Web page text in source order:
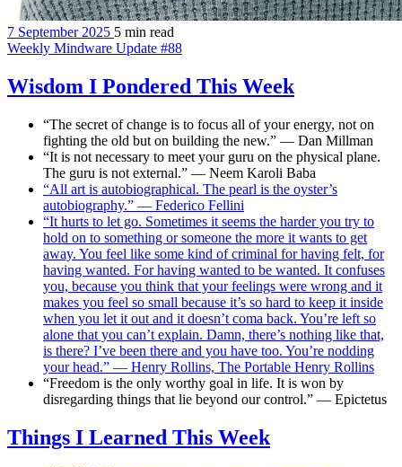
7 September 2025 5 min read
Weekly Mindware Update #88
Wisdom I Pondered This Week
“The secret of change is to focus all of your energy, not on
fighting the old but on building the new.” — Dan Millman
“It is not necessary to meet your guru on the physical plane.
The guru is not external.” — Neem Karoli Baba
“All art is autobiographical. The pearl is the oyster’s
autobiography.” — Federico Fellini
“It hurts to let go. Sometimes it seems the harder you try to
hold on to something or someone the more it wants to get
away. You feel like some kind of criminal for having felt, for
having wanted. For having wanted to be wanted. It confuses
you, because you think that your feelings were wrong and it
makes you feel so small because it’s so hard to keep it inside
when you let it out and it doesn’t coma back. You’re left so
alone that you can’t explain. Damn, there’s nothing like that,
is there? I’ve been there and you have too. You’re nodding
your head.” — Henry Rollins, The Portable Henry Rollins
“Freedom is the only worthy goal in life. It is won by
disregarding things that lie beyond our control.” — Epictetus
Things I Learned This Week